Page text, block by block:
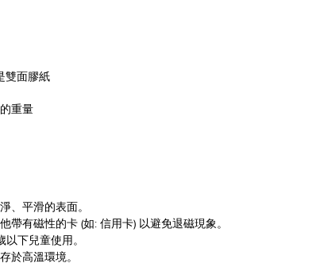
雙面膠紙
重量
、平滑的表面。
帶有磁性的卡 (如: 信用卡) 以避免退磁現象。
下兒童使用。
於高溫環境。